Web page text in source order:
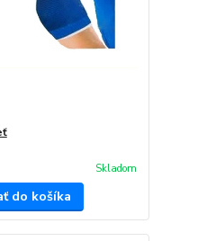
Skladom
do košíka